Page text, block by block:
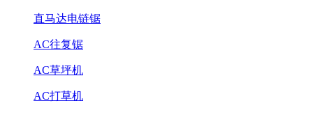
直马达电链锯
AC往复锯
AC草坪机
AC打草机